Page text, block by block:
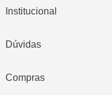
Institucional
Dúvidas
Compras